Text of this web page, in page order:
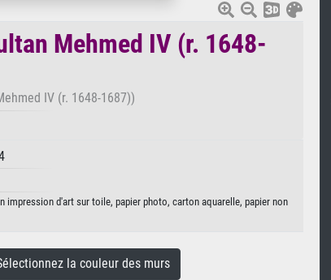
Mehmed IV (r. 1648-
IV (r. 1648-1687))
impression d'art sur toile, papier photo, carton aquarelle, papier non
la couleur des murs